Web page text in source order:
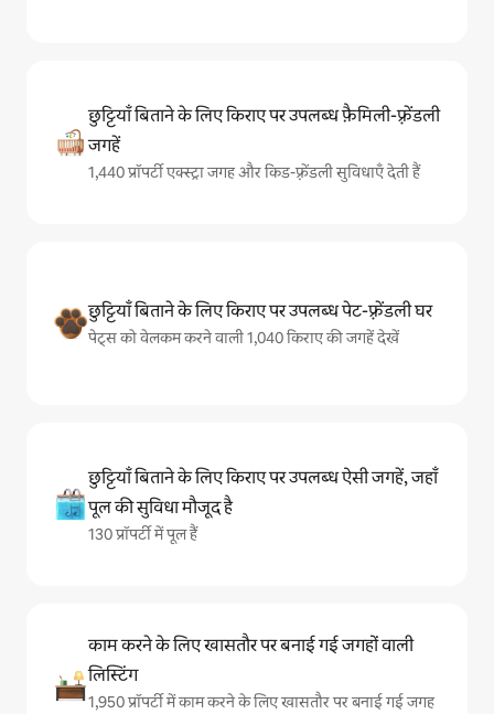
छुट्टियाँ बिताने के लिए किराए पर उपलब्ध फ़ैमिली-फ़्रेंडली
जगहें
1,440 प्रॉपर्टी एक्स्ट्रा जगह और किड-फ़्रेंडली सुविधाएँ देती हैं
छुट्टियाँ बिताने के लिए किराए पर उपलब्ध पेट-फ़्रेंडली घर
पेट्स को वेलकम करने वाली 1,040 किराए की जगहें देखें
छुट्टियाँ बिताने के लिए किराए पर उपलब्ध ऐसी जगहें, जहाँ
पूल की सुविधा मौजूद है
130 प्रॉपर्टी में पूल हैं
काम करने के लिए खासतौर पर बनाई गई जगहों वाली
लिस्टिंग
1,950 प्रॉपर्टी में काम करने के लिए खासतौर पर बनाई गई जगह